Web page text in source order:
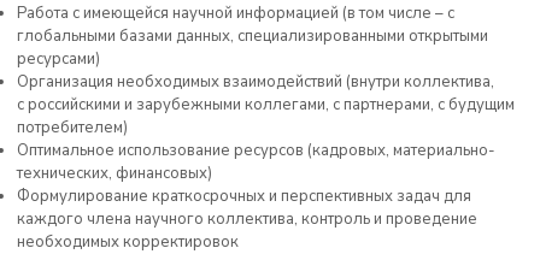
Работа с имеющейся научной информацией (в том числе – с
глобальными базами данных, специализированными открытыми
ресурсами)
Организация необходимых взаимодействий (внутри коллектива,
с российскими и зарубежными коллегами, с партнерами, с будущим
потребителем)
Оптимальное использование ресурсов (кадровых, материально-
технических, финансовых)
Формулирование краткосрочных и перспективных задач для
каждого члена научного коллектива, контроль и проведение
необходимых корректировок